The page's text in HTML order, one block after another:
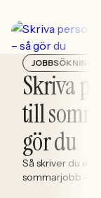
JOBBSÖKNING
Skriva
till
gör du
Så skriver du ett
sommarjobb –